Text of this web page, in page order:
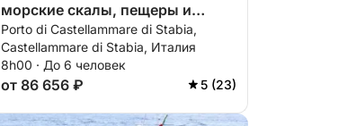
морские скалы, пещеры и
аперитив в открытом море.
Porto di Castellammare di Stabia,
Castellammare di Stabia, Италия
8h00 · До 6 человек
от 86 656 ₽ 5 (23)